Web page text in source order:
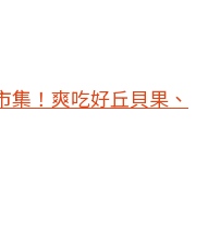
！爽吃好丘貝果、